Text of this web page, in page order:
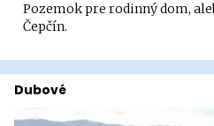
Pozemok pre rodinný dom,
Čepčín.
Dubové